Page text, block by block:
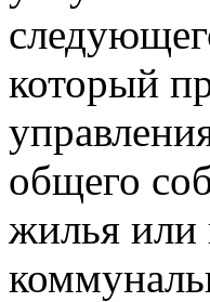
который
общего
жилья или